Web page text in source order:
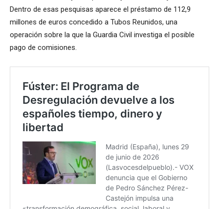
Dentro de esas pesquisas aparece el préstamo de 112,9
millones de euros concedido a Tubos Reunidos, una
operación sobre la que la Guardia Civil investiga el posible
pago de comisiones.